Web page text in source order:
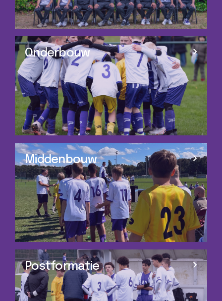
Onderbouw
Middenbouw
Postformatie